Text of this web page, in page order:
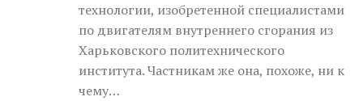
технологии, изобретенной специалистами
по двигателям внутреннего сгорания из
Харьковского политехнического
института. Частникам же она, похоже, ни к
чему…